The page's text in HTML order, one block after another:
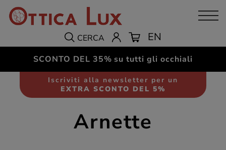
CERCA EN
SCONTO DEL 35% su tutti gli occhiali
Iscriviti alla newsletter per un
EXTRA SCONTO DEL 5%
Arnette